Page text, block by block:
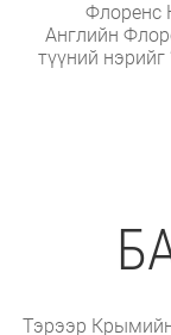
Флоренс
Английн
түүний нэрийг
Тэрээр